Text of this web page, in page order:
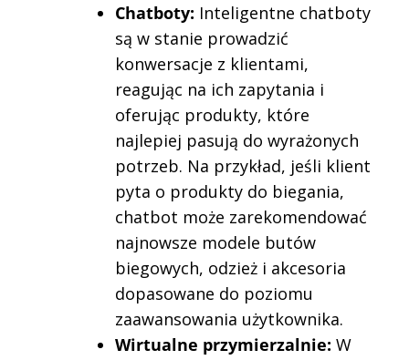
Chatboty: Inteligentne chatboty
są w stanie prowadzić
konwersacje z klientami,
reagując na ich zapytania i
oferując produkty, które
najlepiej pasują do wyrażonych
potrzeb. Na przykład, jeśli klient
pyta o produkty do biegania,
chatbot może zarekomendować
najnowsze modele butów
biegowych, odzież i akcesoria
dopasowane do poziomu
zaawansowania użytkownika.
Wirtualne przymierzalnie: W